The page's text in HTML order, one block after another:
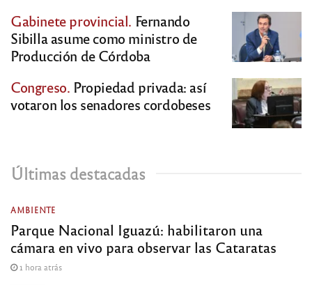
Gabinete provincial. Fernando
Sibilla asume como ministro de
Producción de Córdoba
Congreso. Propiedad privada: así
votaron los senadores cordobeses
Últimas destacadas
AMBIENTE
Parque Nacional Iguazú: habilitaron una
cámara en vivo para observar las Cataratas
1 hora atrás